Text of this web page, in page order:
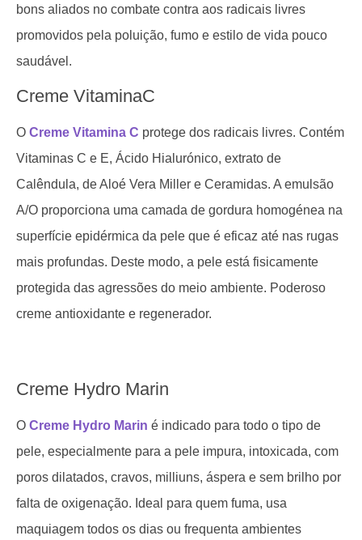
bons aliados no combate contra aos radicais livres
promovidos pela poluição, fumo e estilo de vida pouco
saudável.
Creme VitaminaC
O Creme Vitamina C protege dos radicais livres. Contém
Vitaminas C e E, Ácido Hialurónico, extrato de
Calêndula, de Aloé Vera Miller e Ceramidas. A emulsão
A/O proporciona uma camada de gordura homogénea na
superfície epidérmica da pele que é eficaz até nas rugas
mais profundas. Deste modo, a pele está fisicamente
protegida das agressões do meio ambiente. Poderoso
creme antioxidante e regenerador.
Creme Hydro Marin
O Creme Hydro Marin é indicado para todo o tipo de
pele, especialmente para a pele impura, intoxicada, com
poros dilatados, cravos, milliuns, áspera e sem brilho por
falta de oxigenação. Ideal para quem fuma, usa
maquiagem todos os dias ou frequenta ambientes